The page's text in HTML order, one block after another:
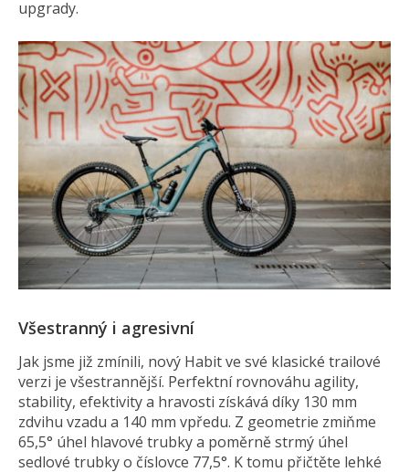
upgrady.
Všestranný i agresivní
Jak jsme již zmínili, nový Habit ve své klasické trailové
verzi je všestrannější. Perfektní rovnováhu agility,
stability, efektivity a hravosti získává díky 130 mm
zdvihu vzadu a 140 mm vpředu. Z geometrie zmiňme
65,5° úhel hlavové trubky a poměrně strmý úhel
sedlové trubky o číslovce 77,5°. K tomu přičtěte lehké